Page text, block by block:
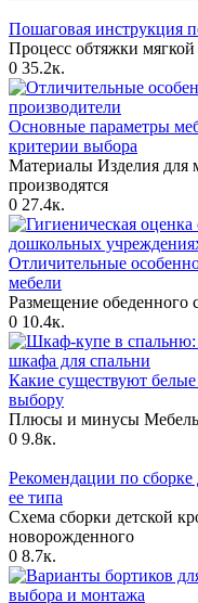
Пошаговая инструкция
Процесс обтяжки
0 35.2к.
Основные параметры
критерии выбора
Материалы Изделия для
производятся
0 27.4к.
Отличительные
мебели
Размещение обеденного
0 10.4к.
Какие существуют
выбору
Плюсы и минусы Мебель
0 9.8к.
Рекомендации по сборке
ее типа
Схема сборки детской
новорожденного
0 8.7к.